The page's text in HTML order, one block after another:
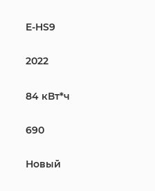
E-HS9
2022
84 кВт*ч
690
Новый